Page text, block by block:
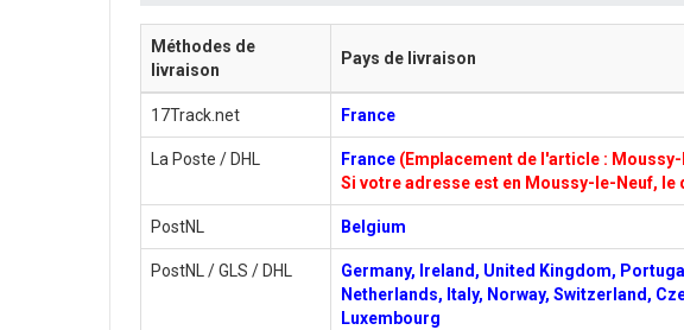
Méthodes de
livraison
Pays de livraison
17Track.net France
La Poste / DHL France (Emplacement de l'article : Moussy-
Si votre adresse est en Moussy-le-Neuf,
PostNL Belgium
PostNL / GLS / DHL
Germany, Ireland, United Kingdom,
Netherlands, Italy, Norway, Switzerland,
Luxembourg